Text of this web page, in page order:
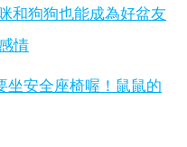
和狗狗也能成為好盆友
情
坐安全座椅喔！鼠鼠的